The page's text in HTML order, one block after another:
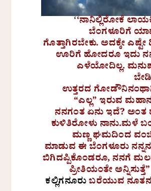
‘‘ನಾನಿಲ್ಲಿರೋಕೆ
ಬೆಂಗಳೂರಿಗೆ
ಗೊತ್ತಾಗಿರಬೇಕು. ಅದಕ್ಕೇ
ಊರಿಗೆ ಹೋದರೂ ಇದು
ಎಳೆಯೋದಿಲ್ಲ.
ಉತ್ತರದ
“ಎಲ್ಲ” ಇರುವ
ನನಗಂತ ಏನು ಇದೆ? ಅಂತ
ಕುಳಿತಿರೋಳು ನಾನು.ಮಳೆ
ಮಣ್ಣ ಘಮದಿಂದ
ಮಾಡುವ ಈ ಬೆಂಗಳೂರು
ಬಿಗಿದಪ್ಪಿಕೊಂಡರೂ, ನನಗೆ
ಪ್ರೀತಿಯಂತೇ ಅನ್ನಿಸುತ್ತೆ”
ಕಲ್ಲಿಗನೂರುಬರೆಯುವ